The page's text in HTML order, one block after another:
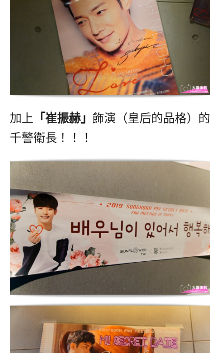
加上 「崔振赫」 飾演（皇后的品格）的
千警衛長！！！